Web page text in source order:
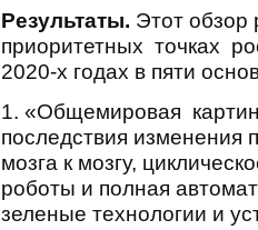
Результаты. Этот обзор
приоритетных точках
2020-х годах в пяти
1. «Общемировая
последствия изменения
мозга к мозгу,
роботы и полная
зеленые технологии и